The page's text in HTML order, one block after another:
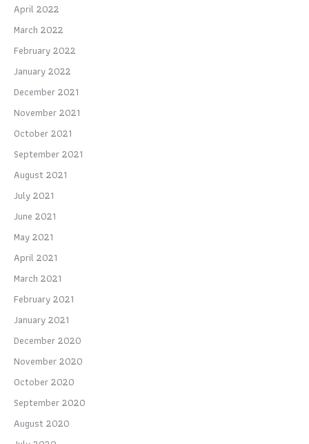
April 2022
March 2022
February 2022
January 2022
December 2021
November 2021
October 2021
September 2021
August 2021
July 2021
June 2021
May 2021
April 2021
March 2021
February 2021
January 2021
December 2020
November 2020
October 2020
September 2020
August 2020